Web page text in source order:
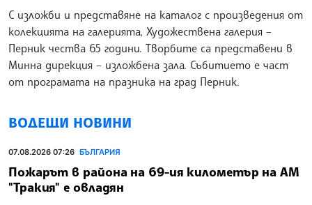
С изложби и представяне на каталог с произведения от
колекцията на галерията, Художествена галерия –
Перник чества 65 години. Творбите са представени в
Минна дирекция – изложбена зала. Събитието е част
от програмата на празника на град Перник.
ВОДЕЩИ НОВИНИ
07.08.2026 07:26 БЪЛГАРИЯ
Пожарът в района на 69-ия километър на АМ
"Тракия" е овладян